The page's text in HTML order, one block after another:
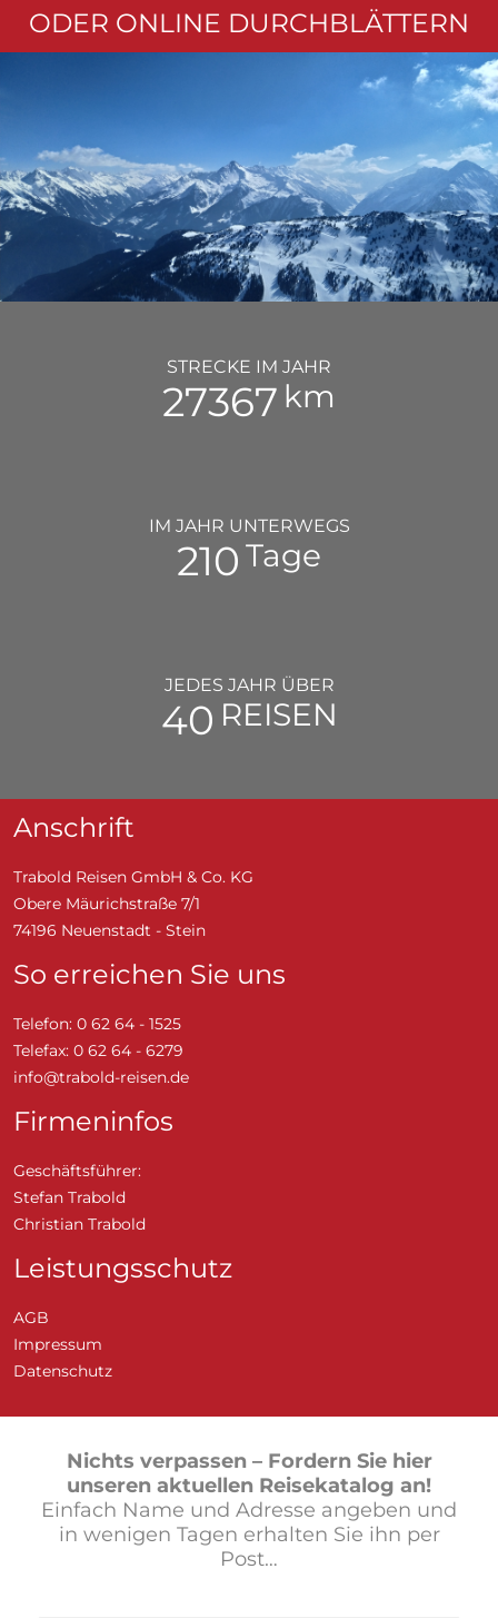
ODER ONLINE DURCHBLÄTTERN
STRECKE IM JAHR
35000 km
IM JAHR UNTERWEGS
268 Tage
JEDES JAHR ÜBER
50 REISEN
Anschrift
Trabold Reisen GmbH & Co. KG
Obere Mäurichstraße 7/1
74196 Neuenstadt - Stein
So erreichen Sie uns
Telefon: 0 62 64 - 1525
Telefax: 0 62 64 - 6279
info@trabold-reisen.de
Firmeninfos
Geschäftsführer:
Stefan Trabold
Christian Trabold
Leistungsschutz
AGB
Impressum
Datenschutz
Nichts verpassen – Fordern Sie hier
unseren aktuellen Reisekatalog an!
Einfach Name und Adresse angeben und
in wenigen Tagen erhalten Sie ihn per
Post…